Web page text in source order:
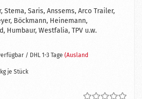
Stema, Saris, Anssems, Arco Trailer,
Böckmann, Heinemann,
Humbaur, Westfalia, TPV u.w.
/ DHL 1-3 Tage (Ausland
kg je Stück